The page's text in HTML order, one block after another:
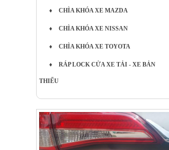
♦ CHÌA KHÓA XE MAZDA
♦ CHÌA KHÓA XE NISSAN
♦ CHÌA KHÓA XE TOYOTA
♦ RÁP LOCK CỬA XE TẢI - XE BẢN
THIẾU